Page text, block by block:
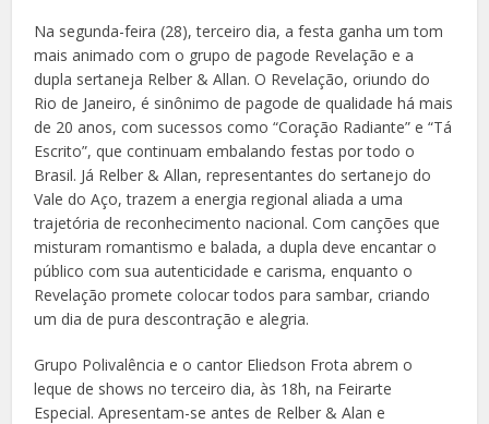
Na segunda-feira (28), terceiro dia, a festa ganha um tom
mais animado com o grupo de pagode Revelação e a
dupla sertaneja Relber & Allan. O Revelação, oriundo do
Rio de Janeiro, é sinônimo de pagode de qualidade há mais
de 20 anos, com sucessos como “Coração Radiante” e “Tá
Escrito”, que continuam embalando festas por todo o
Brasil. Já Relber & Allan, representantes do sertanejo do
Vale do Aço, trazem a energia regional aliada a uma
trajetória de reconhecimento nacional. Com canções que
misturam romantismo e balada, a dupla deve encantar o
público com sua autenticidade e carisma, enquanto o
Revelação promete colocar todos para sambar, criando
um dia de pura descontração e alegria.
Grupo Polivalência e o cantor Eliedson Frota abrem o
leque de shows no terceiro dia, às 18h, na Feirarte
Especial. Apresentam-se antes de Relber & Alan e